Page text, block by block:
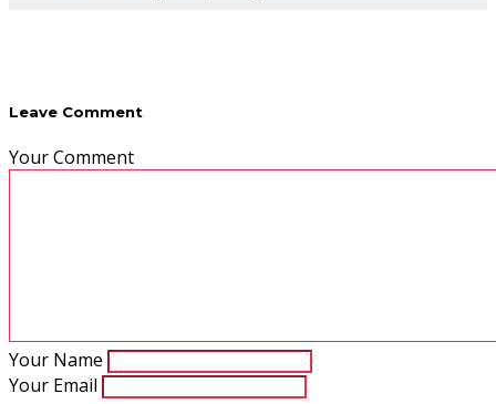
Leave Comment
Your Comment
Your Name
Your Email